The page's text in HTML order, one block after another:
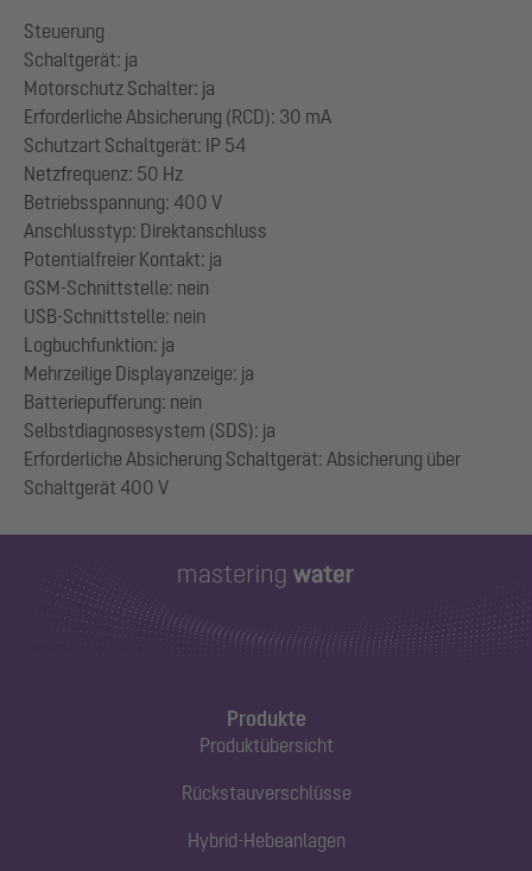
Steuerung
Schaltgerät: ja
Motorschutz Schalter: ja
Erforderliche Absicherung (RCD): 30 mA
Schutzart Schaltgerät: IP 54
Netzfrequenz: 50 Hz
Betriebsspannung: 400 V
Anschlusstyp: Direktanschluss
Potentialfreier Kontakt: ja
GSM-Schnittstelle: nein
USB-Schnittstelle: nein
Logbuchfunktion: ja
Mehrzeilige Displayanzeige: ja
Batteriepufferung: nein
Selbstdiagnosesystem (SDS): ja
Erforderliche Absicherung Schaltgerät: Absicherung über
Produkte
Produktübersicht
Rückstauverschlüsse
Hybrid-Hebeanlagen